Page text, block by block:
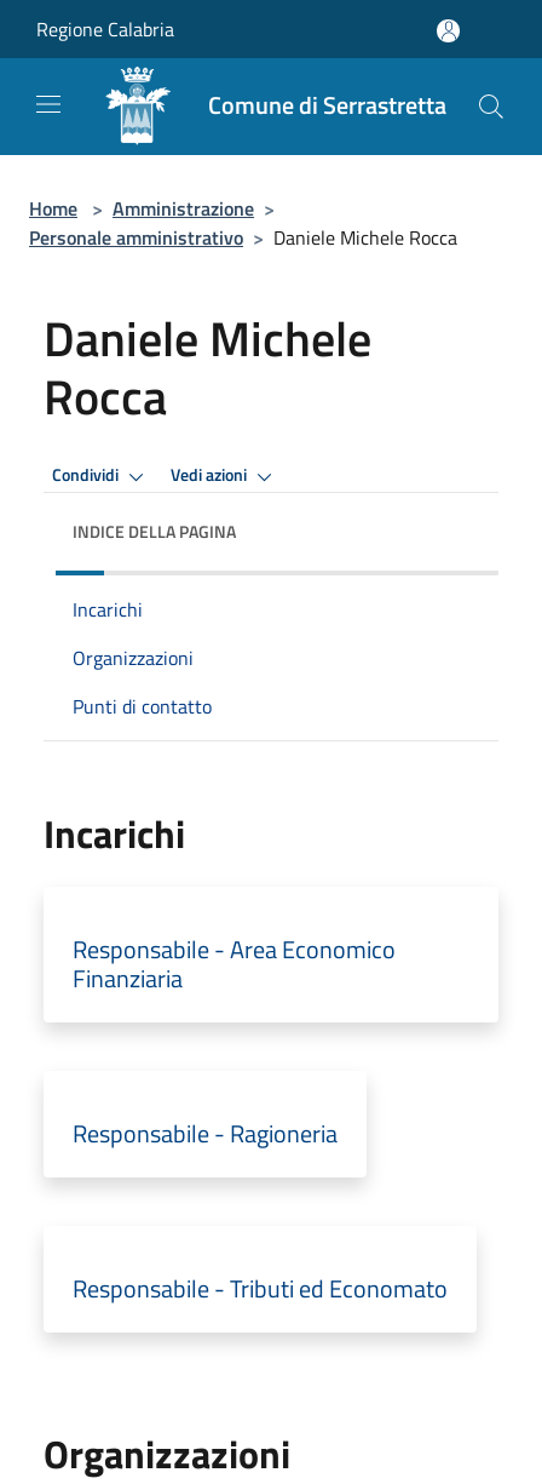
Regione Calabria
Comune di Serrastretta
Home > Amministrazione >
Personale amministrativo > Daniele Michele Rocca
Daniele Michele
Rocca
Condividi Vedi azioni
INDICE DELLA PAGINA
Incarichi
Organizzazioni
Punti di contatto
Incarichi
Responsabile - Area Economico
Finanziaria
Responsabile - Ragioneria
Responsabile - Tributi ed Economato
Organizzazioni